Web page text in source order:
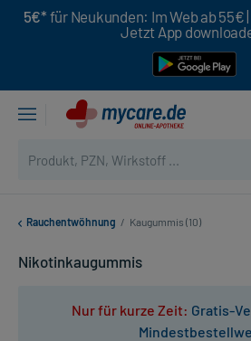
5€* für Neukunden: Im Web ab 55€
Jetzt App
Rauchentwöhnung / Kaugummis (10)
Nikotinkaugummis
Nur für kurze Zeit: Gratis-